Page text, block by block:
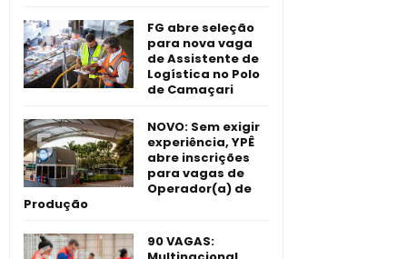
FG abre seleção
para nova vaga
de Assistente de
Logística no Polo
de Camaçari
NOVO: Sem exigir
experiência, YPÊ
abre inscrições
para vagas de
Operador(a) de
Produção
90 VAGAS: